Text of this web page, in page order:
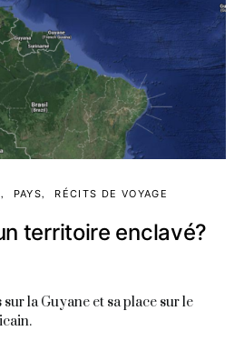
PAYS RÉCITS DE VOYAGE
territoire enclavé?
la Guyane et sa place sur le